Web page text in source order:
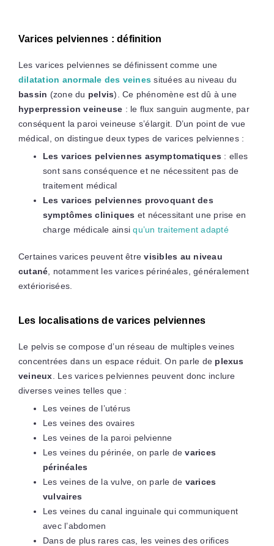
Varices pelviennes : définition
Les varices pelviennes se définissent comme une
dilatation anormale des veines situées au niveau du
bassin (zone du pelvis). Ce phénomène est dû à une
hyperpression veineuse : le flux sanguin augmente, par
conséquent la paroi veineuse s’élargit. D’un point de vue
médical, on distingue deux types de varices pelviennes :
Les varices pelviennes asymptomatiques : elles
sont sans conséquence et ne nécessitent pas de
traitement médical
Les varices pelviennes provoquant des
symptômes cliniques et nécessitant une prise en
charge médicale ainsiqu’un traitement adapté
Certaines varices peuvent êtrevisibles au niveau
cutané , notamment les varices périnéales, généralement
extériorisées.
Les localisations de varices pelviennes
Le pelvis se compose d’un réseau de multiples veines
concentrées dans un espace réduit. On parle de plexus
veineux . Les varices pelviennes peuvent donc inclure
diverses veines telles que :
Les veines de l’utérus
Les veines des ovaires
Les veines de la paroi pelvienne
Les veines du périnée, on parle devarices
périnéales
Les veines de la vulve, on parle de varices
vulvaires
Les veines du canal inguinale qui communiquent
avec l’abdomen
Dans de plus rares cas, les veines des orifices